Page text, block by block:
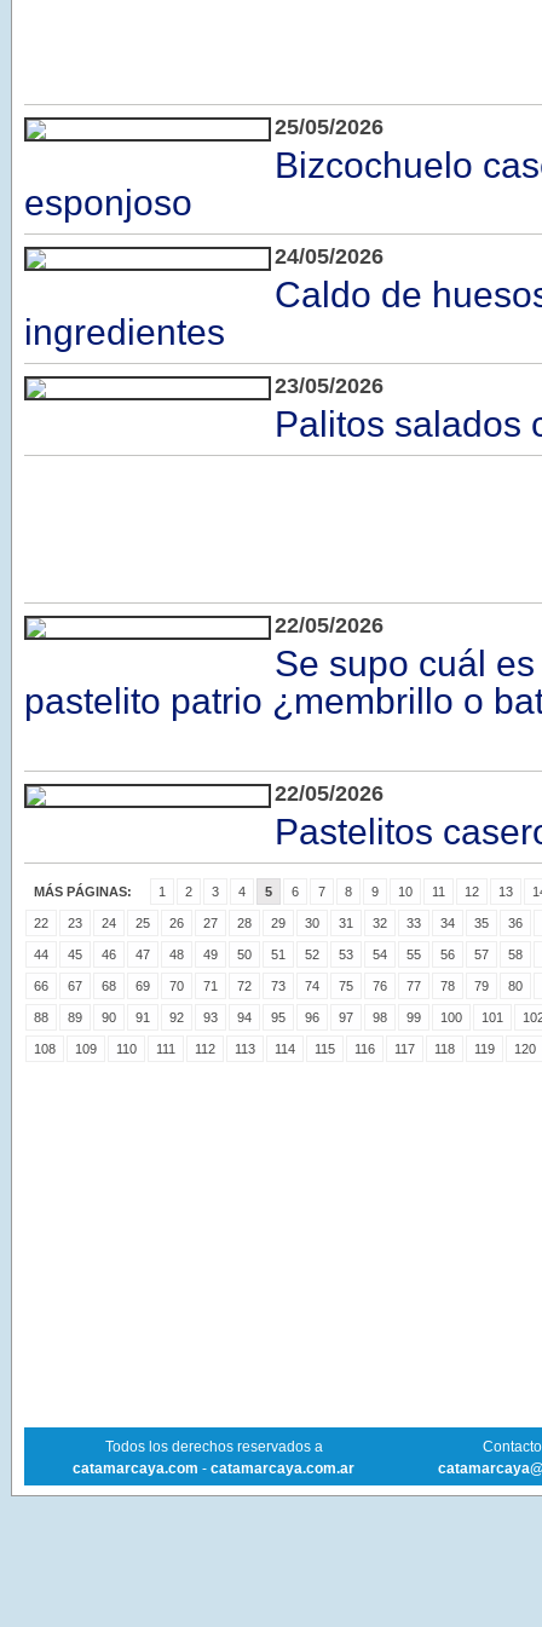
25/05/2026
Bizcochuelo
esponjoso
24/05/2026
Caldo de
ingredientes
23/05/2026
Palitos salados
22/05/2026
Se supo cuál
pastelito patrio ¿membrillo o
22/05/2026
Pastelitos
MÁS PÁGINAS: 1 2 3 4 5 6 7 8 9 10 11 12 13
22 23 24 25 26 27 28 29 30 31 32 33 34 35 36
44 45 46 47 48 49 50 51 52 53 54 55 56 57 58
66 67 68 69 70 71 72 73 74 75 76 77 78 79 80
88 89 90 91 92 93 94 95 96 97 98 99 100 101
108 109 110 111 112 113 114 115 116 117 118 119 120
Todos los derechos reservados a
catamarcaya.com - catamarcaya.com.ar